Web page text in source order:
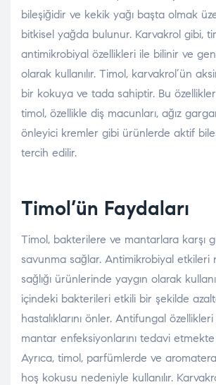
bileşiğidir ve kekik yağı başta olmak
bitkisel yağda bulunur. Karvakrol gibi,
antimikrobiyal özellikleri ile bilinir ve
olarak kullanılır. Timol, karvakrol’ün
bir kokuya ve tada sahiptir. Bu
timol, özellikle diş macunları, ağız
önleyici kremler gibi ürünlerde aktif
tercih edilir.
Timol’ün Faydaları
Timol, bakterilere ve mantarlara karşı
savunma sağlar. Antimikrobiyal etkileri
sağlığı ürünlerinde yaygın olarak
içindeki bakterileri etkili bir şekilde
hastalıklarını önler. Antifungal
mantar enfeksiyonlarını tedavi
Ayrıca, timol, parfümlerde ve
hoş kokusu nedeniyle kullanılır.